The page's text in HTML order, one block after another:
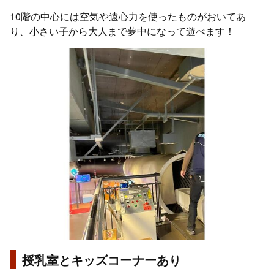
10階の中心には空気や遠心力を使ったものがおいてあ
り、小さい子から大人まで夢中になって遊べます！
授乳室とキッズコーナーあり